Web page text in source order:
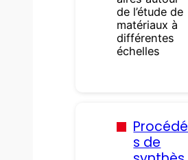
de l’étude de
matériaux à
différentes
échelles
Procédé
s de